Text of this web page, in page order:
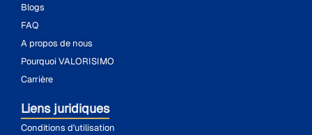
Blogs
FAQ
A propos de nous
Pourquoi VALORISIMO
Carrière
Liens juridiques
Conditions d'utilisation